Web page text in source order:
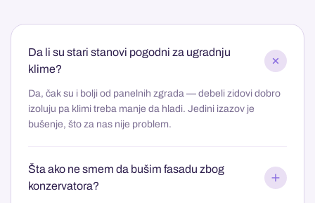
Da li su stari stanovi pogodni za ugradnju
klime?
Da, čak su i bolji od panelnih zgrada — debeli zidovi dobro
izoluju pa klimi treba manje da hladi. Jedini izazov je
bušenje, što za nas nije problem.
Šta ako ne smem da bušim fasadu zbog
konzervatora?